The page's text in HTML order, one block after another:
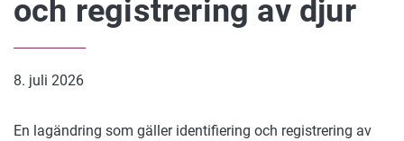
och registrering av djur
8. juli 2026
En lagändring som gäller identifiering och registrering av